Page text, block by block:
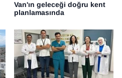
Van'ın geleceği doğru kent
planlamasında